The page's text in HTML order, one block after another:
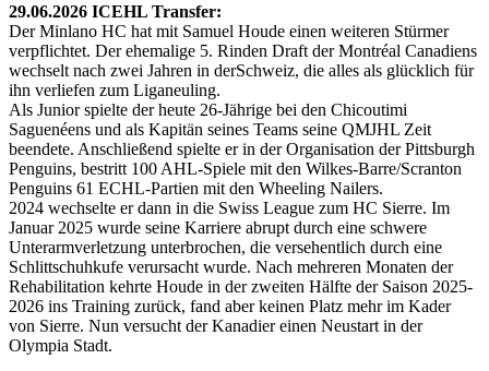
29.06.2026 ICEHL Transfer:
Der Minlano HC hat mit Samuel Houde einen weiteren Stürmer
verpflichtet. Der ehemalige 5. Rinden Draft der Montréal Canadiens
wechselt nach zwei Jahren in derSchweiz, die alles als glücklich für
ihn verliefen zum Liganeuling.
Als Junior spielte der heute 26-Jährige bei den Chicoutimi
Saguenéens und als Kapitän seines Teams seine QMJHL Zeit
beendete. Anschließend spielte er in der Organisation der Pittsburgh
Penguins, bestritt 100 AHL-Spiele mit den Wilkes-Barre/Scranton
Penguins 61 ECHL-Partien mit den Wheeling Nailers.
2024 wechselte er dann in die Swiss League zum HC Sierre. Im
Januar 2025 wurde seine Karriere abrupt durch eine schwere
Unterarmverletzung unterbrochen, die versehentlich durch eine
Schlittschuhkufe verursacht wurde. Nach mehreren Monaten der
Rehabilitation kehrte Houde in der zweiten Hälfte der Saison 2025-
2026 ins Training zurück, fand aber keinen Platz mehr im Kader
von Sierre. Nun versucht der Kanadier einen Neustart in der
Olympia Stadt.